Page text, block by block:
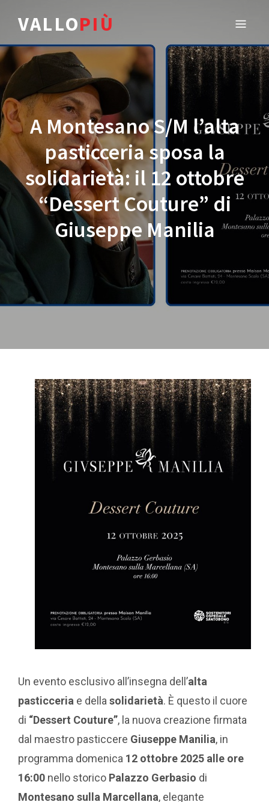
VALLOPIÙ
A Montesano S/M l’alta
pasticceria sposa la
solidarietà: il 12 ottobre
“Dessert Couture” di
Giuseppe Manilia
Un evento esclusivo all’insegna dell’alta
pasticceria e della solidarietà. È questo il cuore
di “Dessert Couture”, la nuova creazione firmata
dal maestro pasticcere Giuseppe Manilia, in
programma domenica 12 ottobre 2025 alle ore
16:00 nello storico Palazzo Gerbasio di
Montesano sulla Marcellana, elegante